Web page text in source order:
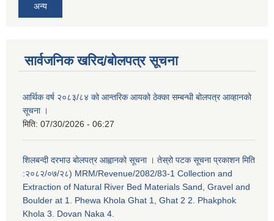
अन्य
सार्वजनिक खरिद/बोलपत्र सूचना
आर्थिक वर्ष २०८३/८४ को आन्तरिक आयको ठेक्का सम्बन्धी बोलपत्र आव्हानको
सूचना ।
मिति: 07/30/2026 - 06:27
शिलबन्दी दरभाउ बोलपत्र आह्वानको सूचना । तेस्रो पटक सूचना प्रकाशन मिति
:२०८२/०७/२८) MRM/Revenue/2082/83-1 Collection and
Extraction of Natural River Bed Materials Sand, Gravel and
Boulder at 1. Phewa Khola Ghat 1, Ghat 2 2. Phakphok
Khola 3. Dovan Naka 4.